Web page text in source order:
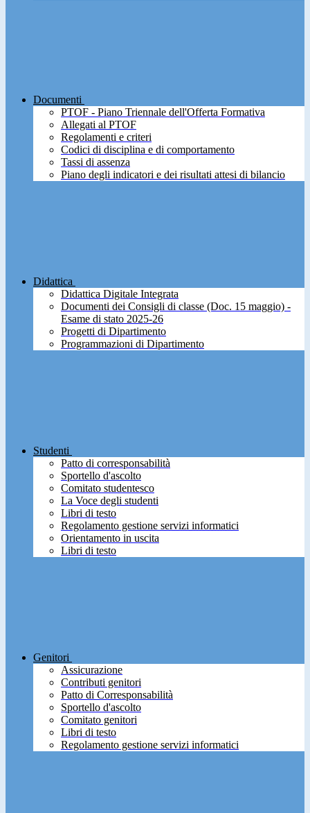
Documenti
PTOF - Piano Triennale dell'Offerta Formativa
Allegati al PTOF
Regolamenti e criteri
Codici di disciplina e di comportamento
Tassi di assenza
Piano degli indicatori e dei risultati attesi di bilancio
Didattica
Didattica Digitale Integrata
Documenti dei Consigli di classe (Doc. 15 maggio) -
Esame di stato 2025-26
Progetti di Dipartimento
Programmazioni di Dipartimento
Studenti
Patto di corresponsabilità
Sportello d'ascolto
Comitato studentesco
La Voce degli studenti
Libri di testo
Regolamento gestione servizi informatici
Orientamento in uscita
Libri di testo
Genitori
Assicurazione
Contributi genitori
Patto di Corresponsabilità
Sportello d'ascolto
Comitato genitori
Libri di testo
Regolamento gestione servizi informatici